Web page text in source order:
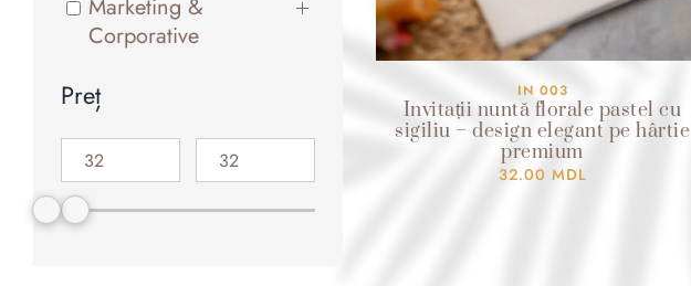
Marketing &
Corporative
Preț IN 003
Invitații nuntă florale pastel cu
sigiliu – design elegant pe hârtie
premium
32.00 MDL